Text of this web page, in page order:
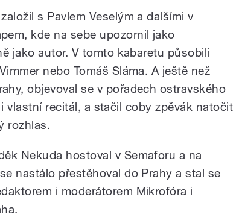
s Pavlem Veselým a dalšími v
kde na sebe upozornil jako
jako autor. V tomto kabaretu působili
nebo Tomáš Sláma. A ještě než
objevoval se v pořadech ostravského
vlastní recitál, a stačil coby zpěvák natočit
rozhlas.
Nekuda hostoval v Semaforu a na
nastálo přestěhoval do Prahy a stal se
i moderátorem Mikrofóra i